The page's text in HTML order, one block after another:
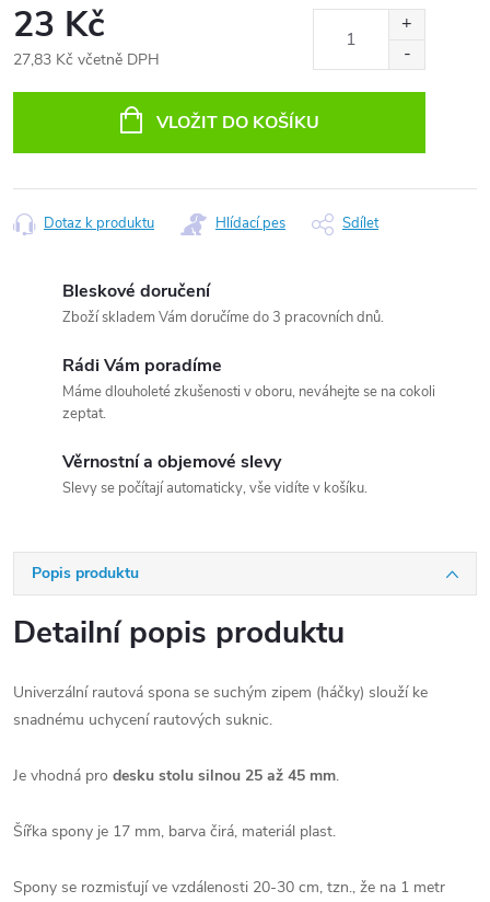
23 Kč
27,83 Kč včetně DPH
VLOŽIT DO KOŠÍKU
Dotaz k produktu Hlídací pes Sdílet
Bleskové doručení
Zboží skladem Vám doručíme do 3 pracovních dnů.
Rádi Vám poradíme
Máme dlouholeté zkušenosti v oboru, neváhejte se na cokoli
zeptat.
Věrnostní a objemové slevy
Slevy se počítají automaticky, vše vidíte v košíku.
Popis produktu
Detailní popis produktu
Univerzální rautová spona se suchým zipem (háčky) slouží ke
snadnému uchycení rautových suknic.
Je vhodná pro desku stolu silnou 25 až 45 mm.
Šířka spony je 17 mm, barva čirá, materiál plast.
Spony se rozmisťují ve vzdálenosti 20-30 cm, tzn., že na 1 metr